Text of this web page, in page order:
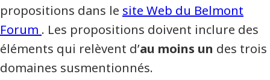
propositions dans le site Web du Belmont
Forum . Les propositions doivent inclure des
éléments qui relèvent d’au moins un des trois
domaines susmentionnés.